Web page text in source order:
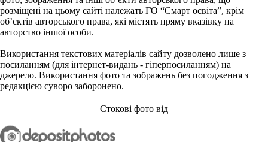
розміщені на цьому сайті належать ГО “Смарт освіта”, крім
об’єктів авторського права, які містять пряму вказівку на
авторство іншої особи.
Використання текстових матеріалів сайту дозволено лише з
посиланням (для інтернет-видань - гіперпосиланням) на
джерело. Використання фото та зображень без погодження з
редакцією суворо заборонено.
Стокові фото від